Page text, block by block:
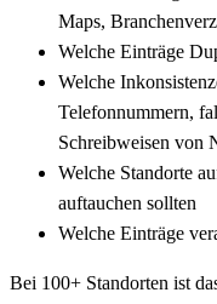
Maps,
Welche Einträge
Welche
Telefonnummern,
Schreibweisen von
Welche Standorte
auftauchen sollten
Welche Einträge
Bei 100+ Standorten ist